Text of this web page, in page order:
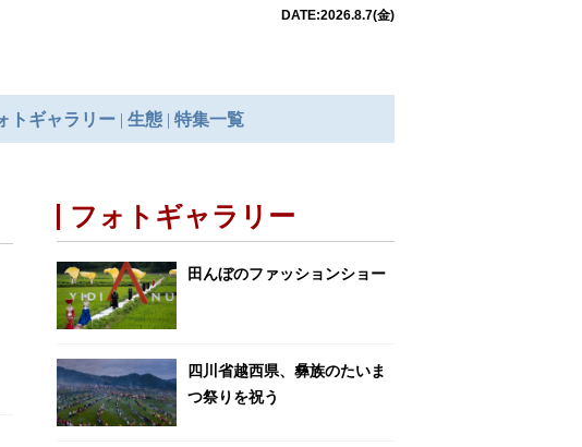
フォトギャラリー
田んぼのファッションショー
四川省越西県、彝族のたいま
つ祭りを祝う